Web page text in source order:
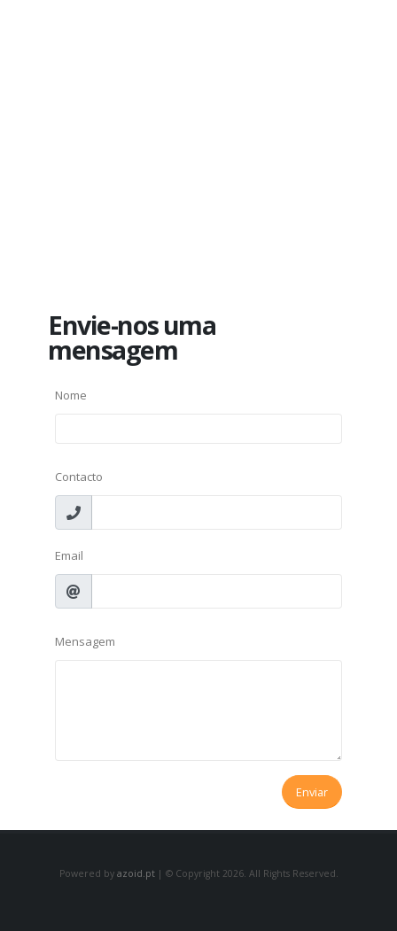
Envie-nos uma
mensagem
Nome
Contacto
Email
Mensagem
Enviar
Powered by azoid.pt| © Copyright 2026. All Rights Reserved.